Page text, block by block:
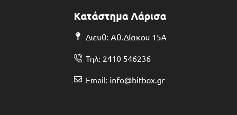
Κατάστημα Λάρισα
Διευθ: Αθ.Δίακου 15Α
Τηλ: 2410 546236
Email: info@bitbox.gr